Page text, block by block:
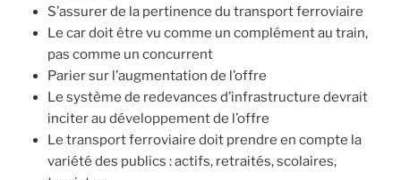
S’assurer de la pertinence du transport ferroviaire
Le car doit être vu comme un complément au train,
pas comme un concurrent
Parier sur l’augmentation de l’offre
Le système de redevances d’infrastructure devrait
inciter au développement de l’offre
Le transport ferroviaire doit prendre en compte la
variété des publics : actifs, retraités, scolaires,